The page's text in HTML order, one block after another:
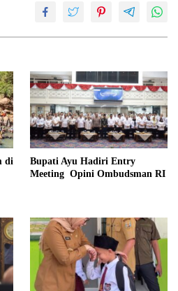
di
Bupati Ayu Hadiri Entry
Meeting Opini Ombudsman RI